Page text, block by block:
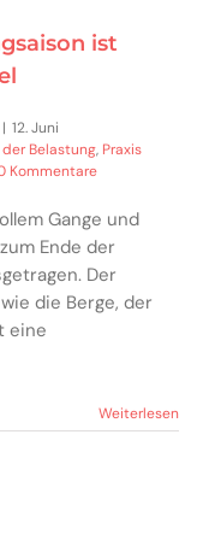
ist
| 12. Juni
der Belastung, Praxis
Kommentare
Gange und
Ende der
Der
die Berge, der
eine
Weiterlesen